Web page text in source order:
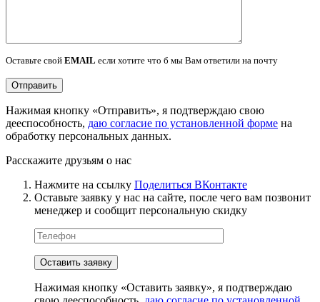
Оставьте свой EMAIL если хотите что б мы Вам ответили на почту
Нажимая кнопку «Отправить», я подтверждаю свою
дееспособность, даю согласие по установленной форме на
обработку персональных данных.
Расскажите друзьям о нас
Нажмите на ссылку Поделиться ВКонтакте
Оставьте заявку у нас на сайте, после чего вам позвонит
менеджер и сообщит персональную скидку
Нажимая кнопку «Оставить заявку», я подтверждаю